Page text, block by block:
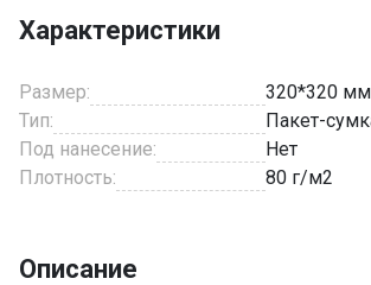
Характеристики
Размер:
320*320 мм
Тип:
Пакет-
Под нанесение:
Нет
Плотность:
80 г/м2
Описание